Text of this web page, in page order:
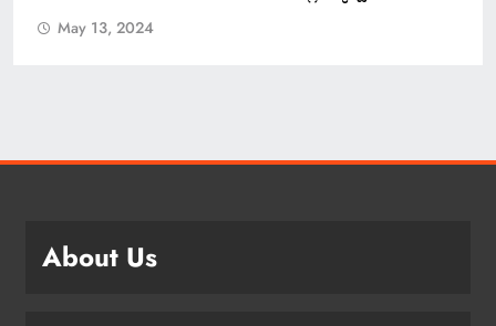
About Us